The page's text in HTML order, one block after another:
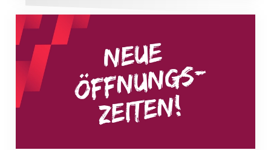
Neue Empfangszeiten ab 1. August 2026